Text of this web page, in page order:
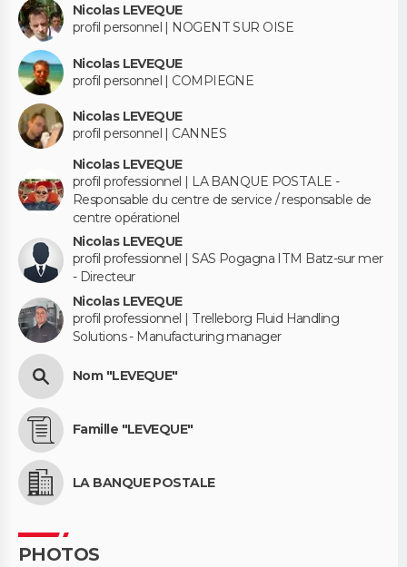
Nicolas LEVEQUE
profil personnel | NOGENT SUR OISE
Nicolas LEVEQUE
profil personnel | COMPIEGNE
Nicolas LEVEQUE
profil personnel | CANNES
Nicolas LEVEQUE
profil professionnel | LA BANQUE POSTALE -
Responsable du centre de service / responsable de
centre opérationel
Nicolas LEVEQUE
profil professionnel | SAS Pogagna ITM Batz-sur mer
- Directeur
Nicolas LEVEQUE
profil professionnel | Trelleborg Fluid Handling
Solutions - Manufacturing manager
Nom "LEVEQUE"
Famille "LEVEQUE"
LA BANQUE POSTALE
PHOTOS